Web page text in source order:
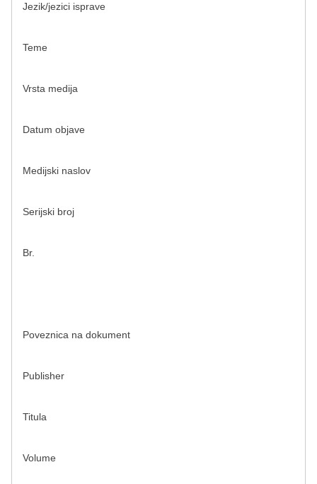
Jezik/jezici isprave
Teme
Vrsta medija
Datum objave
Medijski naslov
Serijski broj
Br.
Poveznica na dokument
Publisher
Titula
Volume